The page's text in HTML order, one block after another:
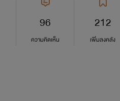
96
ความคิดเห็น
212
เพิ่มลงคลัง